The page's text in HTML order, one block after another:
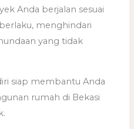
Anda berjalan sesuai
menghindari
yang tidak
siap membantu Anda
rumah di Bekasi